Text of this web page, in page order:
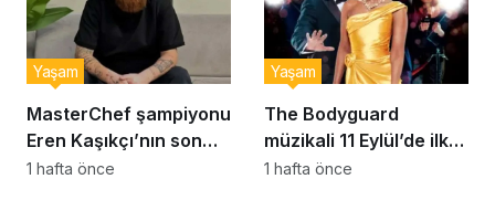
MasterChef şampiyonu
Eren Kaşıkçı’nın son
anlarındaki kahreden
Yaşam
1 hafta önce
The Bodyguard
müzikali 11 Eylül’de ilk
kez Türkiye’de
Yaşam
1 hafta önce